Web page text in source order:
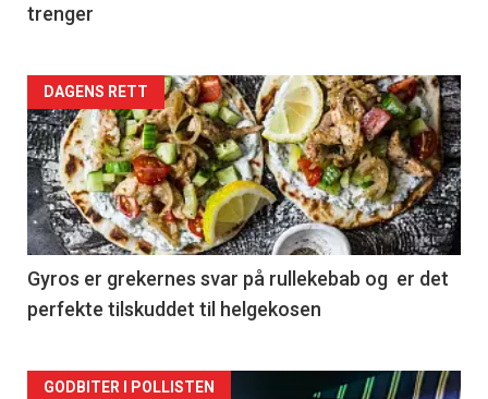
trenger
Forsiden
akkurat
nå
-
2
DAGENS RETT
Gyros er grekernes svar på rullekebab og er det
perfekte tilskuddet til helgekosen
GODBITER I POLLISTEN